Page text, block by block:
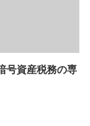
号資産税務の専